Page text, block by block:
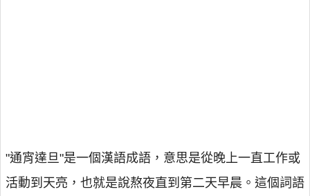
"通宵達旦"是一個漢語成語，意思是從晚上一直工作或
活動到天亮，也就是說熬夜直到第二天早晨。這個詞語